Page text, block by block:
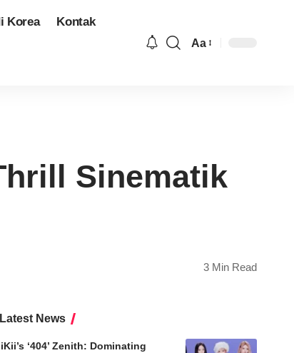
Korea Kontak
Aa
Sinematik
3 Min Read
Latest News
‘404’ Zenith: Dominating